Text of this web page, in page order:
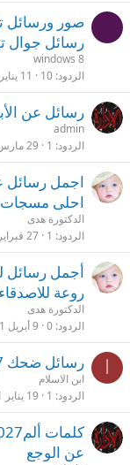
رسائل جوال
الردود 10 11 يناير 2023
رسائل عن الأبوة 2027 , رسائل للأباء
admin
الردود 1 29 مارس 2022
اجمل رسائل
احلى مسجات
الدكتورة هدى
الردود 1 27 فبراير 2022
أجمل رسائل
روعة للاصدقاء 2027
الدكتورة هدى
الردود 0 9 أبريل 2021
ا رسائل ضحك 2027 , مسجات نكت 2027
ابن الاسلام
الردود 1 19 يناير 2021
عن الوجع